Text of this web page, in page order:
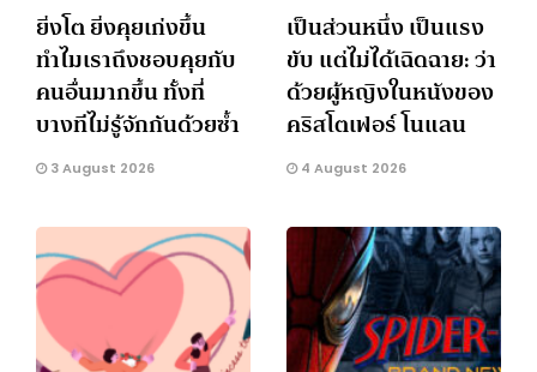
ยิ่งโต ยิ่งคุยเก่งขึ้น
ทำไมเราถึงชอบคุยกับ
คนอื่นมากขึ้น ทั้งที่
บางทีไม่รู้จักกันด้วยซ้ำ
3 August 2026
เป็นส่วนหนึ่ง เป็นแรง
ขับ แต่ไม่ได้เฉิดฉาย: ว่า
ด้วยผู้หญิงในหนังของ
คริสโตเฟอร์ โนแลน
4 August 2026